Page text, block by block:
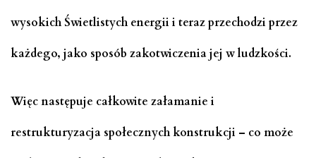
wysokich Świetlistych energii i teraz przechodzi przez
każdego, jako sposób zakotwiczenia jej w ludzkości.
Więc następuje całkowite załamanie i
restrukturyzacja społecznych konstrukcji – co może